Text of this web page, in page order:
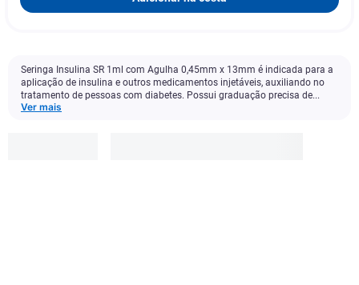
Seringa Insulina SR 1ml com Agulha 0,45mm x 13mm é indicada para a
aplicação de insulina e outros medicamentos injetáveis, auxiliando no
tratamento de pessoas com diabetes. Possui graduação precisa de...
Ver mais